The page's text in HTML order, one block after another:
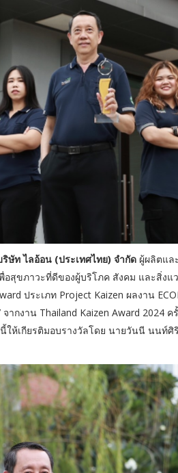
ษัท ไลอ้อน (ประเทศไทย) จำกัด ผู้ผลิตแล
ขภาวะที่ดีของผู้บริโภค สังคม และสิ่งแ
ประเภท Project Kaizen ผลงาน
จากงาน Thailand Kaizen Award 2024
ห้เกียรติมอบรางวัลโดย นายวันนี นนท์